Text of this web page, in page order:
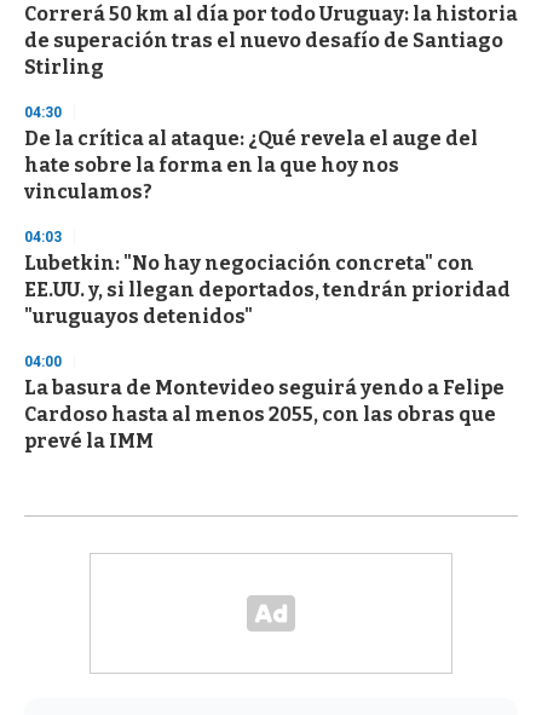
Correrá 50 km al día por todo Uruguay: la historia
de superación tras el nuevo desafío de Santiago
Stirling
04:30
De la crítica al ataque: ¿Qué revela el auge del
hate sobre la forma en la que hoy nos
vinculamos?
04:03
Lubetkin: "No hay negociación concreta" con
EE.UU. y, si llegan deportados, tendrán prioridad
"uruguayos detenidos"
04:00
La basura de Montevideo seguirá yendo a Felipe
Cardoso hasta al menos 2055, con las obras que
prevé la IMM